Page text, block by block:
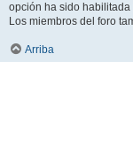
opción ha sido
Los miembros del foro
Arriba